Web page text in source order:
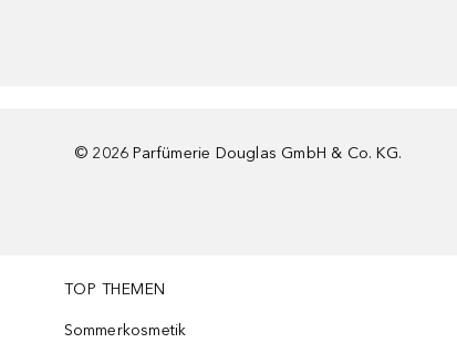
© 2026 Parfümerie Douglas GmbH & Co. KG.
TOP THEMEN
Sommerkosmetik